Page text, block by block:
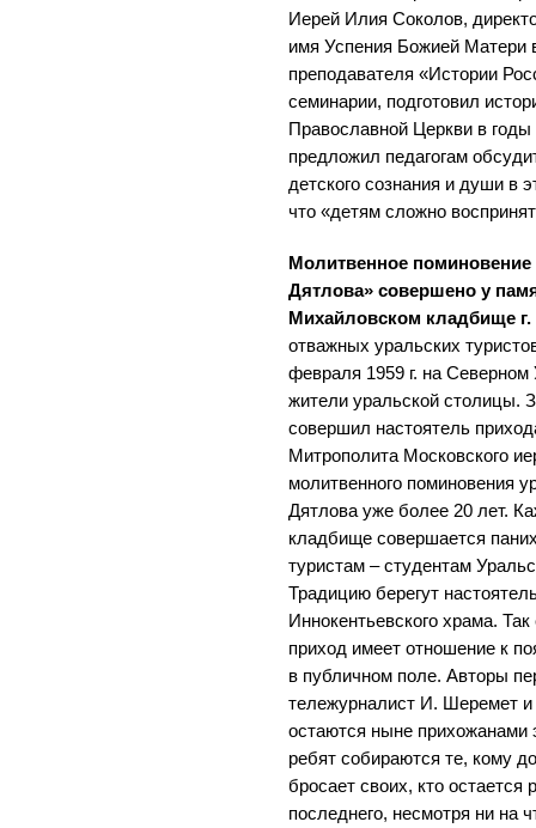
Иерей Илия Соколов,
имя Успения Божией Матери
преподавателя «Истории
семинарии, подготовил
Православной Церкви в
предложил педагогам
детского сознания и души в
что «детям сложно
Молитвенное
Дятлова» совершено у
Михайловском кладбище г.
отважных уральских
февраля 1959 г. на
жители уральской столицы.
совершил настоятель
Митрополита Московского
молитвенного поминовения
Дятлова уже более 20 лет.
кладбище совершается
туристам – студентам
Традицию берегут
Иннокентьевского храма.
приход имеет отношение к
в публичном поле. Авторы
тележурналист И. Шеремет и
остаются ныне прихожанами
ребят собираются те, кому
бросает своих, кто
последнего, несмотря ни на